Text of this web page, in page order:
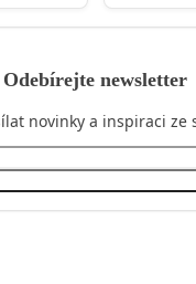
Odebírejte newsletter
novinky a inspiraci ze